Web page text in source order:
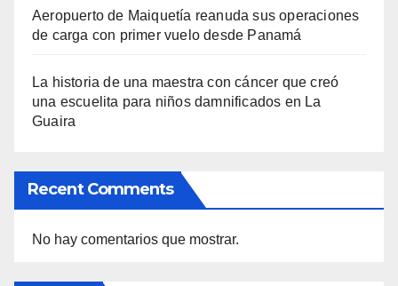
Aeropuerto de Maiquetía reanuda sus operaciones
de carga con primer vuelo desde Panamá
La historia de una maestra con cáncer que creó
una escuelita para niños damnificados en La
Guaira
Recent Comments
No hay comentarios que mostrar.